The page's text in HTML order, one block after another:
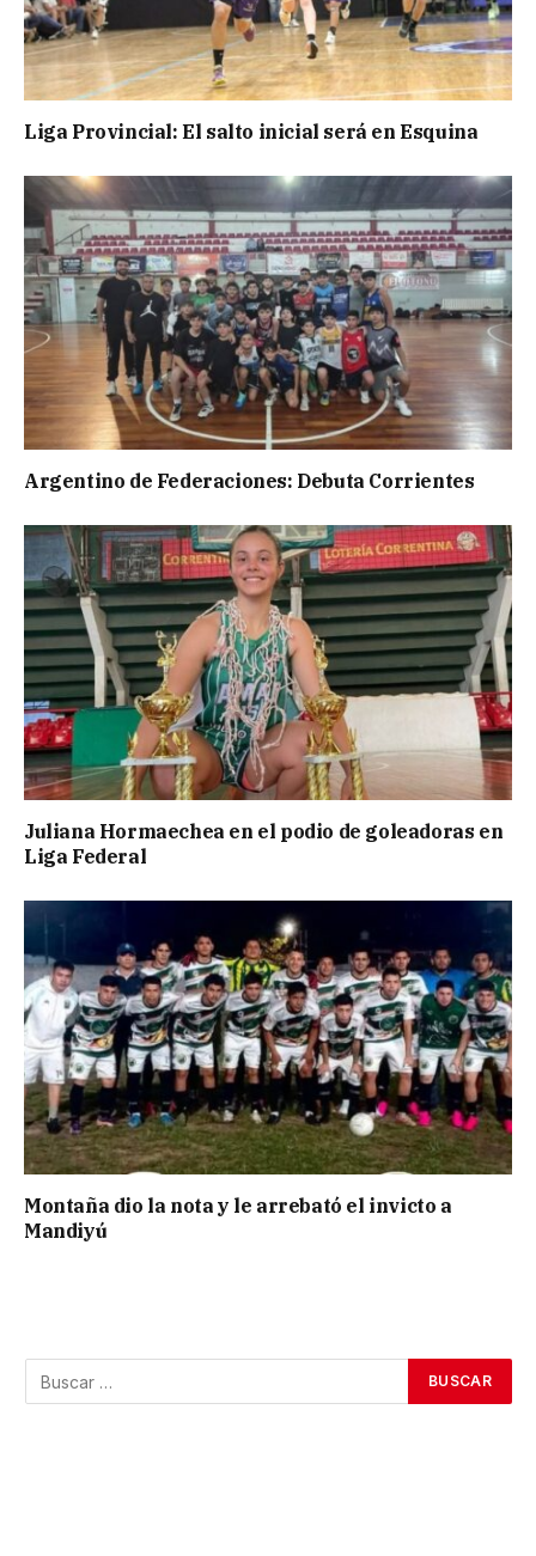
Liga Provincial: El salto inicial será en Esquina
Argentino de Federaciones: Debuta Corrientes
Juliana Hormaechea en el podio de goleadoras en
Liga Federal
Montaña dio la nota y le arrebató el invicto a
Mandiyú